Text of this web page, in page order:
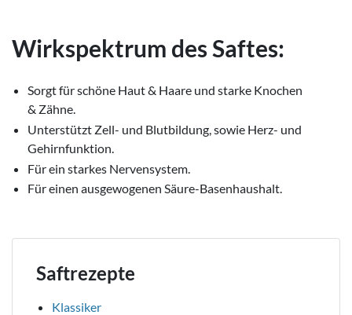
Wirkspektrum des Saftes:
Sorgt für schöne Haut & Haare und starke Knochen
& Zähne.
Unterstützt Zell- und Blutbildung, sowie Herz- und
Gehirnfunktion.
Für ein starkes Nervensystem.
Für einen ausgewogenen Säure-Basenhaushalt.
Saftrezepte
Klassiker